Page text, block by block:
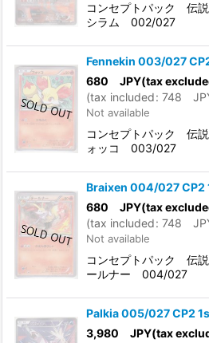
コンセプトパック 伝
シラム 002/027
Fennekin 003/027
680 JPY(tax
(tax included: 748
Not available
コンセプトパック 伝
ォッコ 003/027
Braixen 004/027 CP2
680 JPY(tax
(tax included: 748
Not available
コンセプトパック 伝
ールナー 004/027
Palkia 005/027 CP2
3,980 JPY(tax